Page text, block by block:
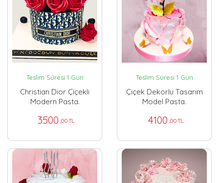
Teslim Süresi 1 Gün
Christian Dior Çiçekli
Modern Pasta.
3500 ,00 TL
Teslim Süresi 1 Gün
Çiçek Dekorlu Tasarım
Model Pasta.
4100 ,00 TL